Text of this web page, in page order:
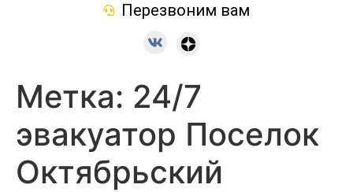
Перезвоним вам
Метка: 24/7
эвакуатор Поселок
Октябрьский